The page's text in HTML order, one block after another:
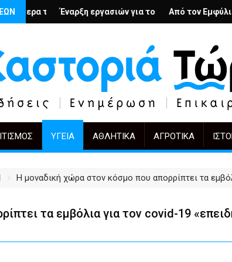
– Ο Άρμιν Βέγκνερ απέναντι στη λήθη
εργασιών για το Κέντρο Ημέρας Ολικής Φροντίδας στην
Από τον Εμφύλιο στην Πόλωση: το
KIFF 51:
ΥΓΕΊΑ ΑΘΛΗΤΙΚΆ ΑΓΡΟΤΙΚΆ
Η μοναδική χώρα στον κόσμο που απορρίπτει τα
τα εμβόλια για τον covid-19